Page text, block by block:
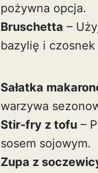
pożywna opcja.
Bruschetta –
bazylię i czosnek
Sałatka
warzywa
Stir-fry z tofu –
sosem sojowym.
Zupa z